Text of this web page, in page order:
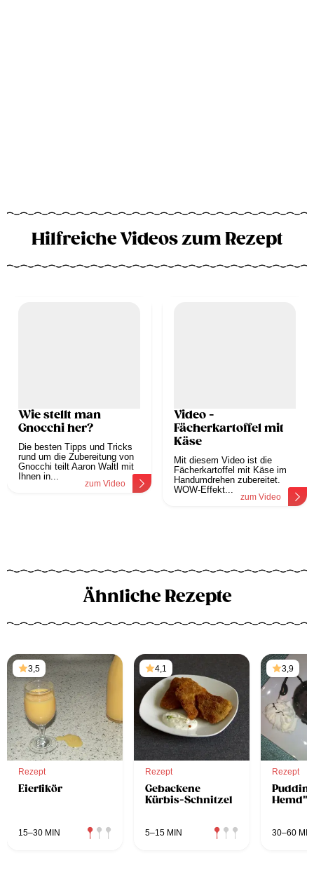
Hilfreiche Videos zum Rezept
Wie stellt man
Gnocchi her?
Die besten Tipps und Tricks
rund um die Zubereitung von
Gnocchi teilt Aaron Waltl mit
Ihnen in...
zum Video
Video -
Fächerkartoffel mit
Käse
Mit diesem Video ist die
Fächerkartoffel mit Käse im
Handumdrehen zubereitet.
WOW-Effekt...
zum Video
Ähnliche Rezepte
3,5
Rezept
Eierlikör
15–30 MIN
4,1
Rezept
Gebackene
Kürbis-Schnitzel
5–15 MIN
3,9
Rezept
Hemd"
30–60 MIN